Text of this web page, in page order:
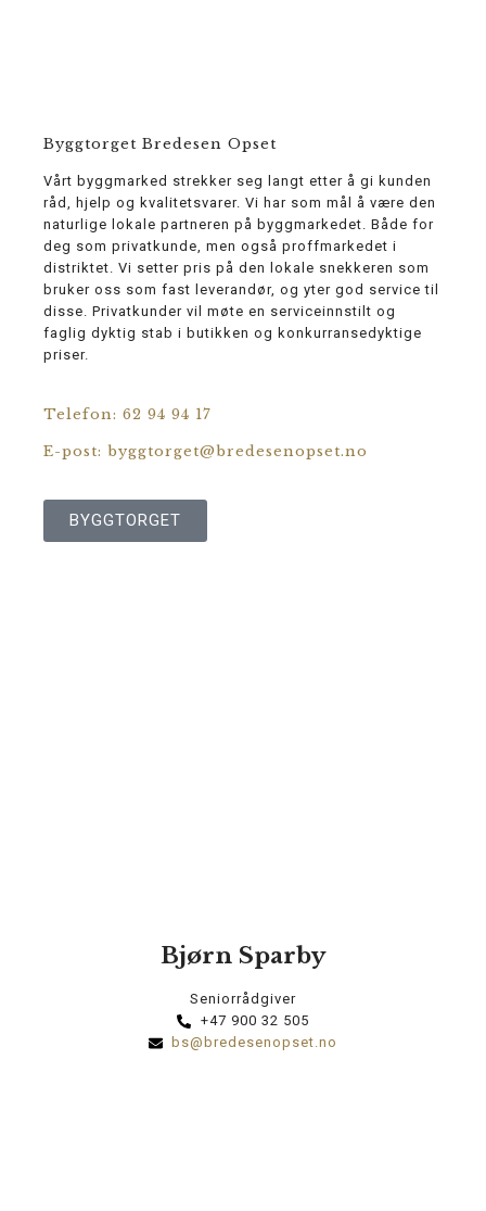
Byggtorget Bredesen Opset
Vårt byggmarked strekker seg langt etter å gi kunden
råd, hjelp og kvalitetsvarer. Vi har som mål å være den
naturlige lokale partneren på byggmarkedet. Både for
deg som privatkunde, men også proffmarkedet i
distriktet. Vi setter pris på den lokale snekkeren som
bruker oss som fast leverandør, og yter god service til
disse. Privatkunder vil møte en serviceinnstilt og
faglig dyktig stab i butikken og konkurransedyktige
priser.
Telefon: 62 94 94 17
E-post: byggtorget@bredesenopset.no
BYGGTORGET
Bjørn Sparby
Seniorrådgiver
+47 900 32 505
bs@bredesenopset.no